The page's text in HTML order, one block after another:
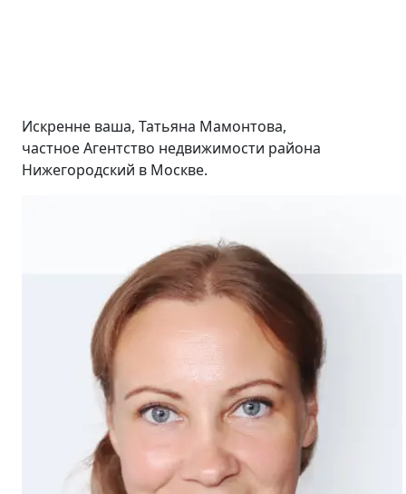
Искренне ваша, Татьяна Мамонтова,
частное Агентство недвижимости района
Нижегородский в Москве.